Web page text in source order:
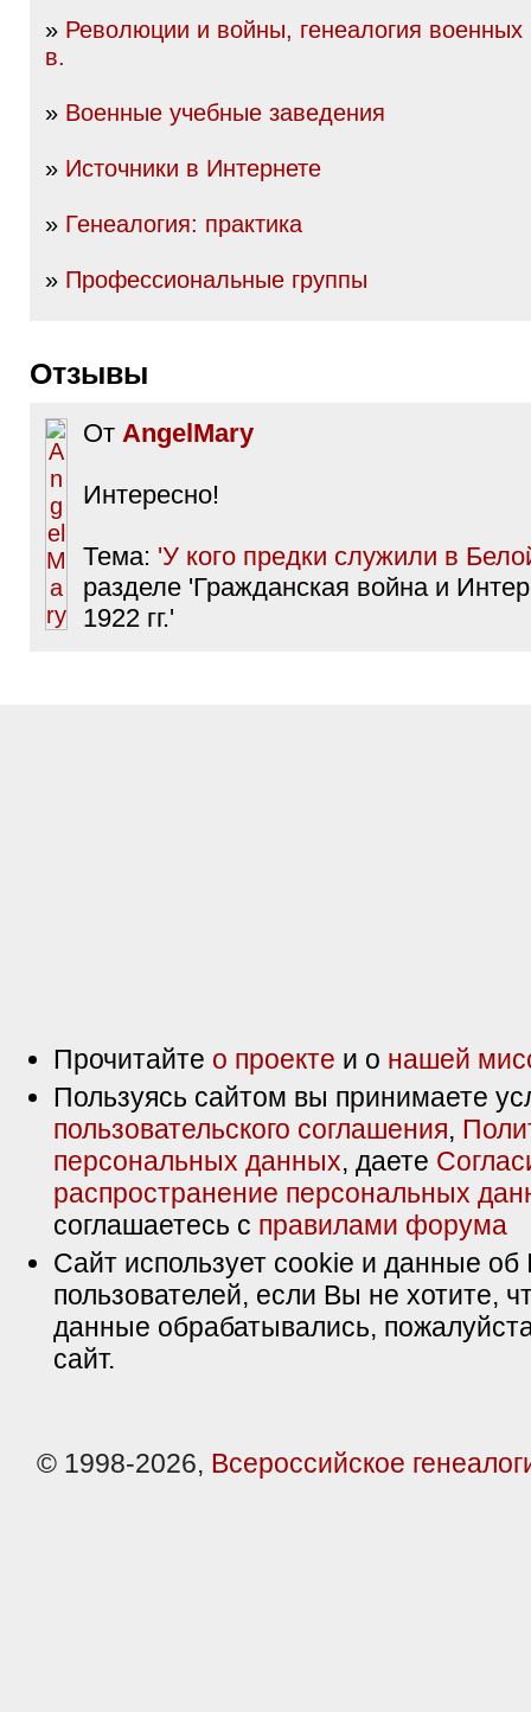
» Революции и войны, генеалогия
в.
» Военные учебные заведения
» Источники в Интернете
» Генеалогия: практика
» Профессиональные группы
Отзывы
От AngelMary
Интересно!
Тема: 'У кого предки служили в
разделе 'Гражданская война и
1922 гг.'
Прочитайте о проекте и о нашей
Пользуясь сайтом вы принимаете
пользовательского соглашения,
персональных данных, даете
распространение персональных
соглашаетесь с правилами форума
Сайт использует cookie и данные об
пользователей, если Вы не хотите,
данные обрабатывались,
сайт.
© 1998-2026, Всероссийское